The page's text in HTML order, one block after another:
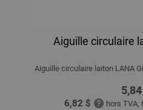
Aiguille circulaire
Aiguille circulaire laiton LANA
6,82 $ hors TVA,